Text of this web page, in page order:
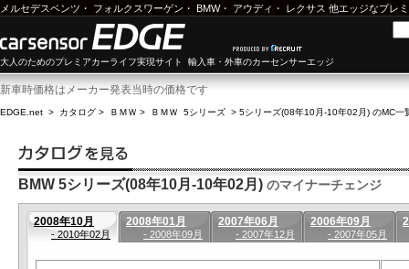
メルセデスベンツ ・ フォルクスワーゲン ・ BMW・ アウディ ・ レクサス 他エッジなプレ
大人のためのプレミアカーライフ実現サイト 輸入車・外車のカーセンサーエッジ
新車時価格はメーカー発表当時の価格です
EDGE.net > カタログ > ＢＭＷ > ＢＭＷ 5シリーズ > 5シリーズ(08年10月-10年02月) のMC一
BMW 5シリーズ(08年10月-10年02月) のマイナーチェンジ
2008年10月
- 2010年02月
2008年01月
- 2008年09月
2007年06月
- 2007年12月
2006年09月
- 2007年05月